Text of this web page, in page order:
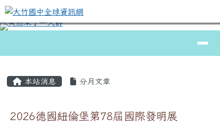
跳至主內容區
大竹國中全球資訊網
⏸
本站消息 分月文章
2026德國紐倫堡第78屆國際發明展